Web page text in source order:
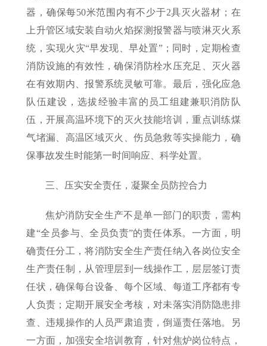
器，确保每50米范围内有不少于2具灭火器材；在
上升管区域安装自动火焰探测报警器与喷淋灭火系
统，实现火灾“早发现、早处置”；同时，定期检查
消防设施的有效性，确保消防栓水压充足、灭火器
在有效期内、报警系统灵敏可靠。最后，强化应急
队伍建设，选拔经验丰富的员工组建兼职消防队
伍，开展高温环境下的灭火技能培训，重点训练煤
气堵漏、高温区域灭火、伤员急救等实操能力，确
保事故发生时能第一时间响应、科学处置。
三、压实安全责任，凝聚全员防控合力
焦炉消防安全生产不是单一部门的职责，需构
建“全员参与、全员负责”的责任体系。一方面，明
确责任分工，将消防安全生产责任纳入各岗位安全
生产责任制，从管理层到一线操作工，层层签订责
任状，确保每台设备、每个区域、每道工序都有专
人负责；定期开展安全考核，对未落实消防隐患排
查、违规操作的人员严肃追责，倒逼责任落地。另
一方面，加强安全培训教育，针对焦炉岗位特点，